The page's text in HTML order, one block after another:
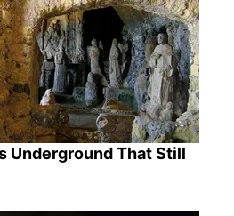
Underground That Still